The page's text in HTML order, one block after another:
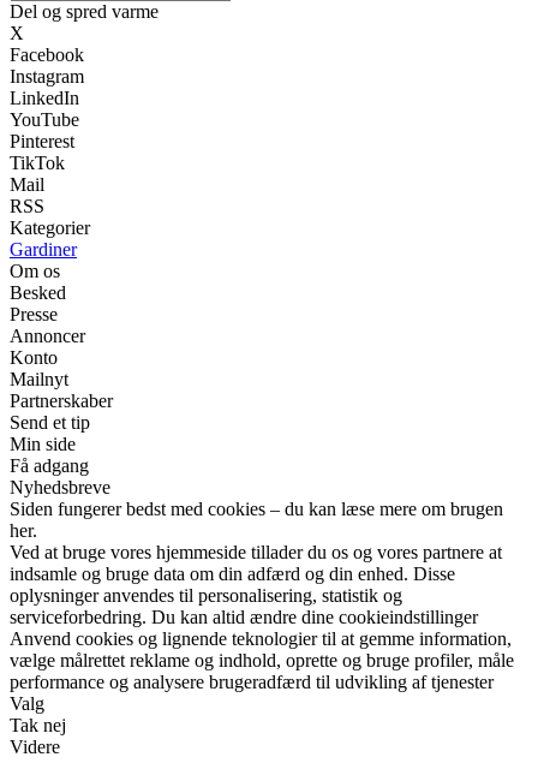
Del og spred varme
X
Facebook
Instagram
LinkedIn
YouTube
Pinterest
TikTok
Mail
RSS
Kategorier
Gardiner
Om os
Besked
Presse
Annoncer
Konto
Mailnyt
Partnerskaber
Send et tip
Min side
Få adgang
Nyhedsbreve
Siden fungerer bedst med cookies – du kan læse mere om brugen
her.
Ved at bruge vores hjemmeside tillader du os og vores partnere at
indsamle og bruge data om din adfærd og din enhed. Disse
oplysninger anvendes til personalisering, statistik og
serviceforbedring. Du kan altid ændre dine cookieindstillinger
Anvend cookies og lignende teknologier til at gemme information,
vælge målrettet reklame og indhold, oprette og bruge profiler, måle
performance og analysere brugeradfærd til udvikling af tjenester
Valg
Tak nej
Videre